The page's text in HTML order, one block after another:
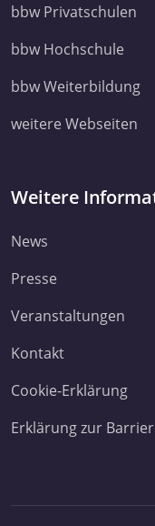
bbw Privatschulen
bbw Hochschule
bbw Weiterbildung
weitere Webseiten
Weitere
News
Presse
Veranstaltungen
Kontakt
Cookie-Erklärung
Erklärung zur